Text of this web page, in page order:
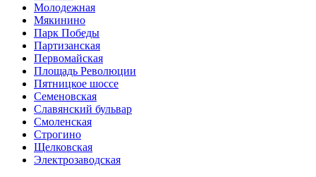
Молодежная
Мякинино
Парк Победы
Партизанская
Первомайская
Площадь Революции
Пятницкое шоссе
Семеновская
Славянский бульвар
Смоленская
Строгино
Щелковская
Электро­заводская